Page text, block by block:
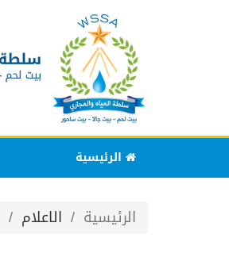
الرئيسية
الرئيسية الاعلام